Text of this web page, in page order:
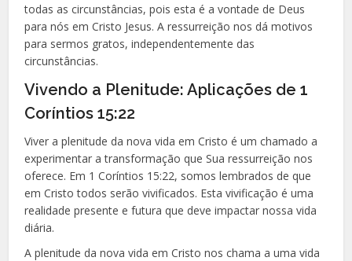
todas as circunstâncias, pois esta é a vontade de Deus
para nós em Cristo Jesus. A ressurreição nos dá motivos
para sermos gratos, independentemente das
circunstâncias.
Vivendo a Plenitude: Aplicações de 1
Coríntios 15:22
Viver a plenitude da nova vida em Cristo é um chamado a
experimentar a transformação que Sua ressurreição nos
oferece. Em 1 Coríntios 15:22, somos lembrados de que
em Cristo todos serão vivificados. Esta vivificação é uma
realidade presente e futura que deve impactar nossa vida
diária.
A plenitude da nova vida em Cristo nos chama a uma vida